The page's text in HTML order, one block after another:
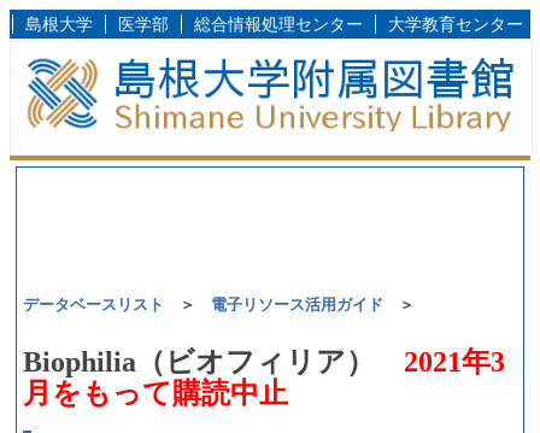
島根大学 医学部 総合情報処理センター 大学教育センター
データベースリスト ＞ 電子リソース活用ガイド ＞
Biophilia（ビオフィリア） 2021年3
月をもって購読中止